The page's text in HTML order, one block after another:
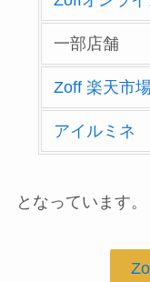
一部店舗
Zoff 楽天市
アイルミネ
となっています。